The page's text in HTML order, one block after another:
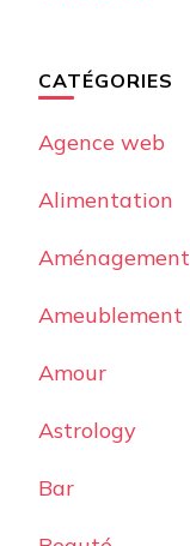
CATÉGORIES
Agence web
Alimentation
Aménagement
Ameublement
Amour
Astrology
Bar